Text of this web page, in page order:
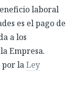
laboral
es el pago de
a los
Empresa.
por laLey